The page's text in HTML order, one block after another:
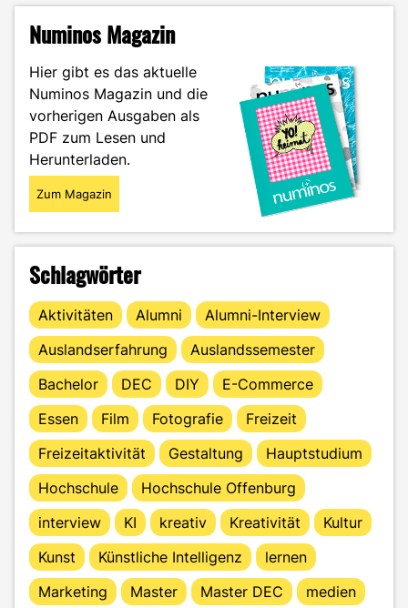
Numinos Magazin
Hier gibt es das aktuelle
Numinos Magazin und die
vorherigen Ausgaben als
PDF zum Lesen und
Herunterladen.
Zum Magazin
Schlagwörter
Aktivitäten Alumni
Alumni-Interview
Auslandserfahrung
Auslandssemester
Bachelor
DEC DIY
E-Commerce
Essen
Film Fotografie
Freizeit
Freizeitaktivität
Gestaltung
Hauptstudium
Hochschule
Hochschule Offenburg
interview
KI kreativ Kreativität
Kultur
Kunst
Künstliche Intelligenz
lernen
Marketing
Master Master DEC
medien